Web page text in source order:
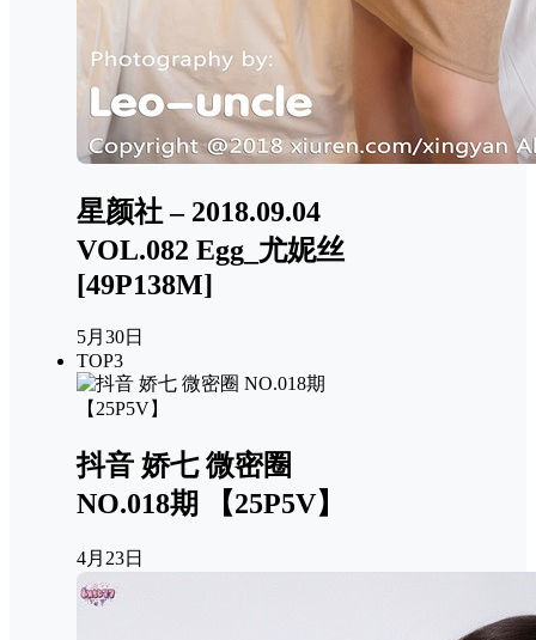
星颜社 – 2018.09.04
VOL.082 Egg_尤妮丝
[49P138M]
5月30日
TOP3
抖音 娇七 微密圈
NO.018期 【25P5V】
4月23日